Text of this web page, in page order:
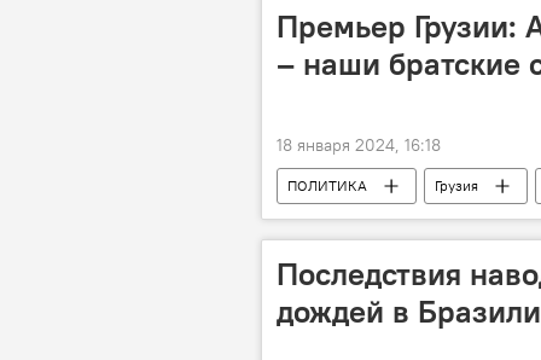
Премьер Грузии:
– наши братские
18 января 2024, 16:18
ПОЛИТИКА Грузия
Ираклий Гарибашвили
Последствия
дождей в